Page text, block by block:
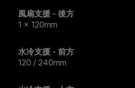
風扇支援 - 後方
1 x 120mm
水冷支援 - 前方
120 / 240mm